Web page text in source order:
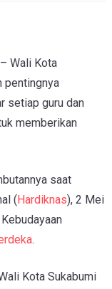
Wali Kota
pentingnya
setiap guru dan
memberikan
saat
(Hardiknas), 2 Mei
.
Kota Sukabumi